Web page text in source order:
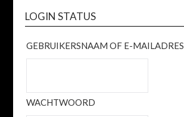
LOGIN STATUS
GEBRUIKERSNAAM OF E-MAILADRES
WACHTWOORD